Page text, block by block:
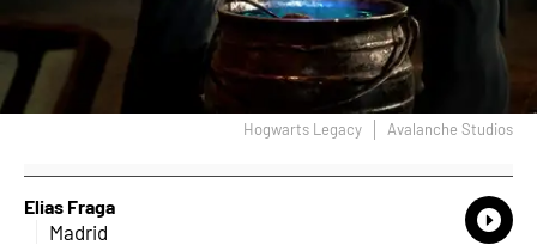
Hogwarts Legacy Avalanche Studios
Elias Fraga
Madrid